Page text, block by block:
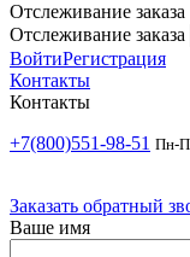
Отслеживание заказа
Отслеживание заказа
ВойтиРегистрация
Контакты
Контакты
+7(800)551-98-51 Пн-
Заказать обратный
Ваше имя